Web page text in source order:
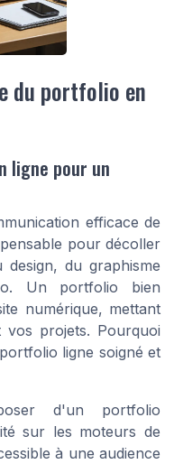
du portfolio en
ligne pour un
efficace de
pour décoller
du graphisme
Un portfolio bien
numérique, mettant
projets. Pourquoi
ligne soigné et
d'un portfolio
sur les moteurs de
à une audience